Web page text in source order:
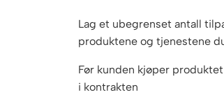
Lag et ubegrenset antall
produktene og tjenestene
Før kunden kjøper
i kontrakten